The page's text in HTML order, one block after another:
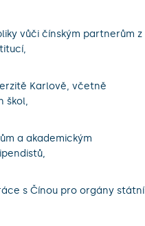
vůči čínským partnerům z
Karlově, včetně
škol,
a akademickým
s Čínou pro orgány státní